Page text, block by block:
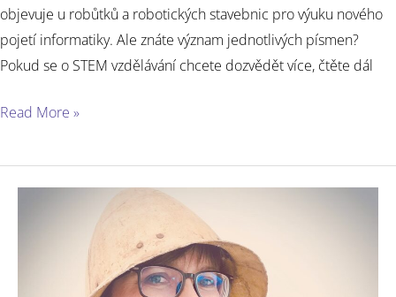
objevuje u robůtků a robotických stavebnic pro výuku nového
pojetí informatiky. Ale znáte význam jednotlivých písmen?
Pokud se o STEM vzdělávání chcete dozvědět více, čtěte dál
Read More »